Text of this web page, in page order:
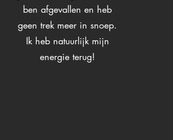
ben afgevallen en heb
geen trek meer in snoep.
Ik heb natuurlijk mijn
energie terug!